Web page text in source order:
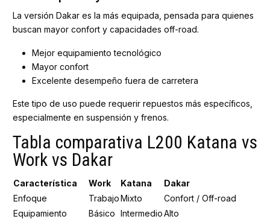
La versión Dakar es la más equipada, pensada para quienes
buscan mayor confort y capacidades off-road.
Mejor equipamiento tecnológico
Mayor confort
Excelente desempeño fuera de carretera
Este tipo de uso puede requerir repuestos más específicos,
especialmente en suspensión y frenos.
Tabla comparativa L200 Katana vs
Work vs Dakar
Característica Work Katana
Dakar
Enfoque
TrabajoMixto
Confort / Off-road
Equipamiento
Básico IntermedioAlto